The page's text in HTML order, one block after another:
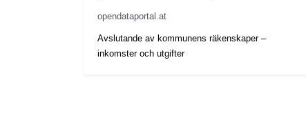
opendataportal.at
Avslutande av kommunens räkenskaper –
inkomster och utgifter